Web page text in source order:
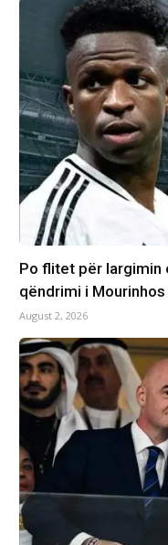
Po flitet për largimin
qëndrimi i
August 2, 2026